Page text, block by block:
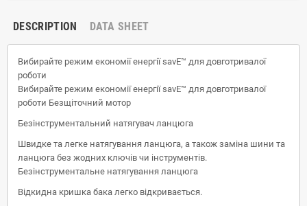
DESCRIPTION DATA SHEET
Вибирайте режим економії енергії savE™ для довготривалої
роботи
Вибирайте режим економії енергії savE™ для довготривалої
роботи Безщіточний мотор
Безінструментальний натягувач ланцюга
Швидке та легке натягування ланцюга, а також заміна шини та
ланцюга без жодних ключів чи інструментів.
Безінструментальне натягування ланцюга
Відкидна кришка бака легко відкривається.